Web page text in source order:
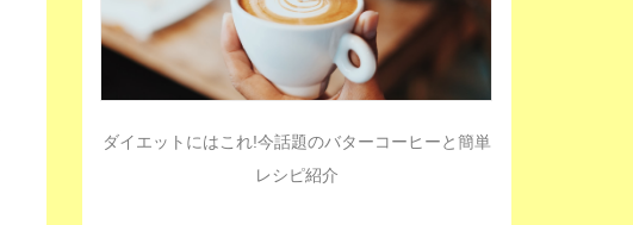
ダイエットにはこれ!今話題のバターコーヒーと簡単
レシピ紹介